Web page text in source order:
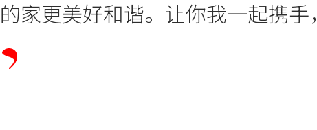
家更美好和谐。让你我一起携